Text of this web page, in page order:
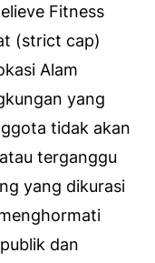
Fitness
(strict cap)
Alam
yang
tidak akan
terganggu
yang dikurasi
dan